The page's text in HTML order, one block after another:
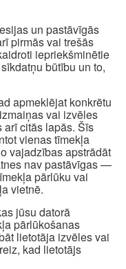
un pastāvīgās
pirmās vai trešās
iepriekšminētie
būtību un to,
apmeklējat konkrētu
vai izvēles
arī citās lapās. Šīs
vienas tīmekļa
vajadzības apstrādāt
nav pastāvīgas —
pārlūku vai
vietnē.
jūsu datorā
pārlūkošanas
lietotāja izvēles vai
kad lietotājs